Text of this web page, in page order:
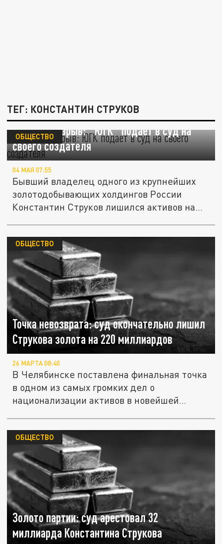
ТЕГ: КОНСТАНТИН СТРУКОВ
Золотой разрыв: "ЮГК" подает в суд на
своего создателя
ОБЩЕСТВО
04 МАЯ 07:55
Бывший владелец одного из крупнейших
золотодобывающих холдингов России
Константин Струков лишился активов на
Точка невозврата: суд окончательно лишил
Струкова золота на 220 миллиардов
ОБЩЕСТВО
26 МАРТА 08:40
В Челябинске поставлена финальная точка
в одном из самых громких дел о
национализации активов в новейшей...
Золото партии: суд арестовал 32
миллиарда Константина Струкова
ОБЩЕСТВО